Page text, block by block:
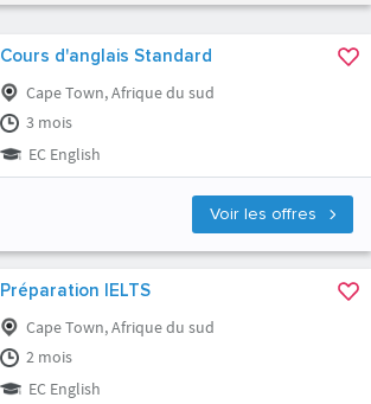
Cours d'anglais Standard
Cape Town, Afrique du sud
3 mois
EC English
Voir les offres
Préparation IELTS
Cape Town, Afrique du sud
2 mois
EC English